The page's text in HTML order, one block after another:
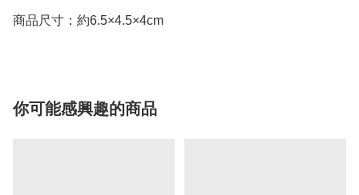
商品尺寸：約6.5×4.5×4cm
你可能感興趣的商品